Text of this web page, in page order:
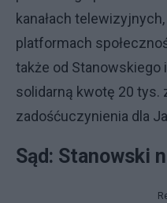
kanałach
platformach
także od Stanowskiego
solidarną kwotę 20 tys.
zadośćuczynienia dla
Sąd: Stanowski